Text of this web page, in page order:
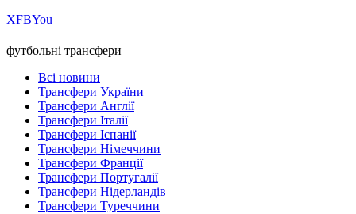
ХFBYou
футбольні трансфери
Всі новини
Трансфери України
Трансфери Англії
Трансфери Італії
Трансфери Іспанії
Трансфери Німеччини
Трансфери Франції
Трансфери Португалії
Трансфери Нідерландів
Трансфери Туреччини